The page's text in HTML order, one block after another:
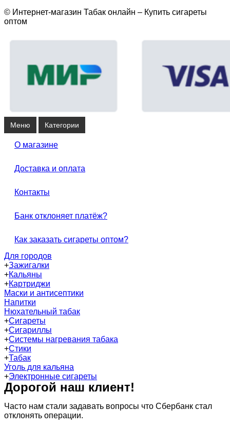
© Интернет-магазин Табак онлайн – Купить сигареты
оптом
Меню Категории
О магазине
Доставка и оплата
Контакты
Банк отклоняет платёж?
Как заказать сигареты оптом?
Для городов
+Зажигалки
+Кальяны
+Картриджи
Маски и антисептики
Напитки
Нюхательный табак
+Сигареты
+Сигариллы
+Системы нагревания табака
+Стики
+Табак
Уголь для кальяна
+Электронные сигареты
Дорогой наш клиент!
Часто нам стали задавать вопросы что Сбербанк стал
отклонять операции.